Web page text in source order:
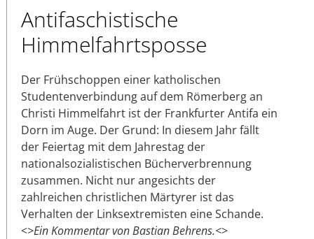
Antifaschistische
Himmelfahrtsposse
Der Frühschoppen einer katholischen
Studentenverbindung auf dem Römerberg an
Christi Himmelfahrt ist der Frankfurter Antifa ein
Dorn im Auge. Der Grund: In diesem Jahr fällt
der Feiertag mit dem Jahrestag der
nationalsozialistischen Bücherverbrennung
zusammen. Nicht nur angesichts der
zahlreichen christlichen Märtyrer ist das
Verhalten der Linksextremisten eine Schande.
<>Ein Kommentar von Bastian Behrens.<>